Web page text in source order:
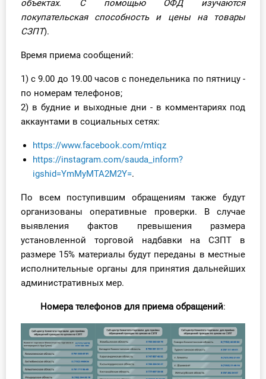
объектах. С помощью ОФД изучаются
покупательская способность и цены на товары
СЗПТ).
Время приема сообщений:
1) с 9.00 до 19.00 часов с понедельника по пятницу -
по номерам телефонов;
2) в будние и выходные дни - в комментариях под
аккаунтами в социальных сетях:
https://www.facebook.com/mtiqz
https://instagram.com/sauda_inform?
igshid=YmMyMTA2M2Y=.
По всем поступившим обращениям также будут
организованы оперативные проверки. В случае
выявления фактов превышения размера
установленной торговой надбавки на СЗПТ в
размере 15% материалы будут переданы в местные
исполнительные органы для принятия дальнейших
административных мер.
Номера телефонов для приема обращений: